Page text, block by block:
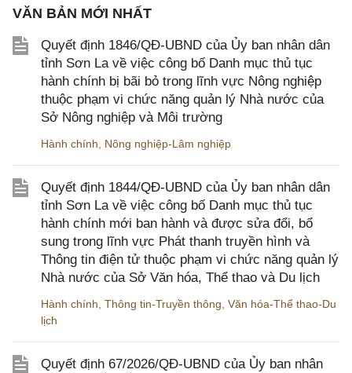
VĂN BẢN MỚI NHẤT
Quyết định 1846/QĐ-UBND của Ủy ban nhân dân
tỉnh Sơn La về việc công bố Danh mục thủ tục
hành chính bị bãi bỏ trong lĩnh vực Nông nghiệp
thuộc phạm vi chức năng quản lý Nhà nước của
Sở Nông nghiệp và Môi trường
Hành chính Nông nghiệp-Lâm nghiệp
Quyết định 1844/QĐ-UBND của Ủy ban nhân dân
tỉnh Sơn La về việc công bố Danh mục thủ tục
hành chính mới ban hành và được sửa đổi, bổ
sung trong lĩnh vực Phát thanh truyền hình và
Thông tin điện tử thuộc phạm vi chức năng quản lý
Nhà nước của Sở Văn hóa, Thể thao và Du lịch
Hành chính Thông tin-Truyền thông Văn hóa-Thể thao-Du
lịch
Quyết định 67/2026/QĐ-UBND của Ủy ban nhân